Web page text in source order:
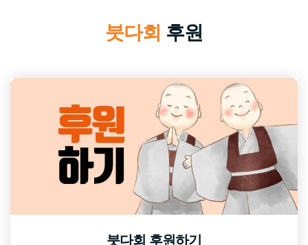
붓다회 후원
붓다회 후원하기